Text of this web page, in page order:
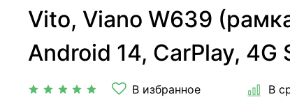
Vito, Viano W639
Android 14, CarPlay,
В избранное В